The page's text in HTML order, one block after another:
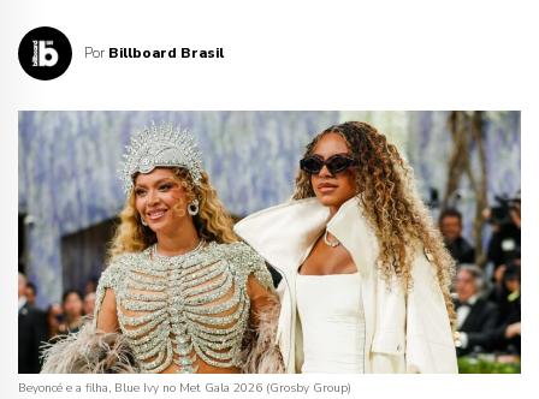
Por Billboard Brasil
Beyoncé e a filha, Blue Ivy no Met Gala 2026 (Grosby Group)